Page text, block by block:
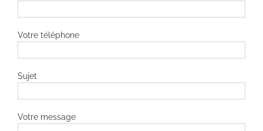
Votre téléphone
Sujet
Votre message